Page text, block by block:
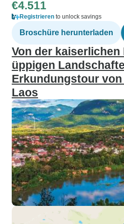
€4.511
Registrieren to unlock savings
Broschüre herunterladen
Von der kaiserlichen
üppigen
Erkundungstour
Laos